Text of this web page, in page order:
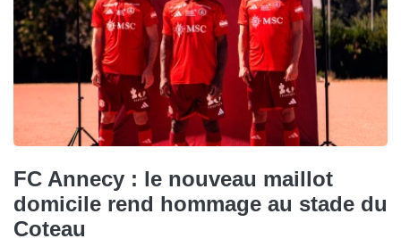
FC Annecy : le nouveau maillot
domicile rend hommage au stade du
Coteau